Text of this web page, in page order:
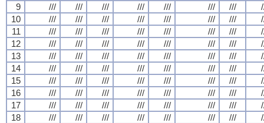
9
/// /// /// /// /// /// ///
10
/// /// /// /// /// /// ///
11
/// /// /// /// /// /// ///
12
/// /// /// /// /// /// ///
13
/// /// /// /// /// /// ///
14
/// /// /// /// /// /// ///
15
/// /// /// /// /// /// ///
16
/// /// /// /// /// /// ///
17
/// /// /// /// /// /// ///
18
/// /// /// /// /// /// ///
9
/// /// /// /// /// /// ///
10
/// /// /// /// /// /// ///
11
/// /// /// /// /// /// ///
12
/// /// /// /// /// /// ///
13
/// /// /// /// /// /// ///
14
/// /// /// /// /// /// ///
15
/// /// /// /// /// /// ///
16
/// /// /// /// /// /// ///
17
/// /// /// /// /// /// ///
18
/// /// /// /// /// /// ///
9
/// /// /// /// /// /// ///
10
/// /// /// /// /// /// ///
11
/// /// /// /// /// /// ///
12
/// /// /// /// /// /// ///
13
/// /// /// /// /// /// ///
14
/// /// /// /// /// /// ///
15
/// /// /// /// /// /// ///
16
/// /// /// /// /// /// ///
17
/// /// /// /// /// /// ///
18
/// /// /// /// /// /// ///
9
/// /// /// /// /// /// ///
10
/// /// /// /// /// /// ///
11
/// /// /// /// /// /// ///
12
/// /// /// /// /// /// ///
13
/// /// /// /// /// /// ///
14
/// /// /// /// /// /// ///
15
/// /// /// /// /// /// ///
16
/// /// /// /// /// /// ///
17
/// /// /// /// /// /// ///
18
/// /// /// /// /// /// ///